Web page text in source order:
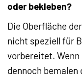
oder bekleben?
Die Oberfläche
nicht speziell für
vorbereitet.
dennoch